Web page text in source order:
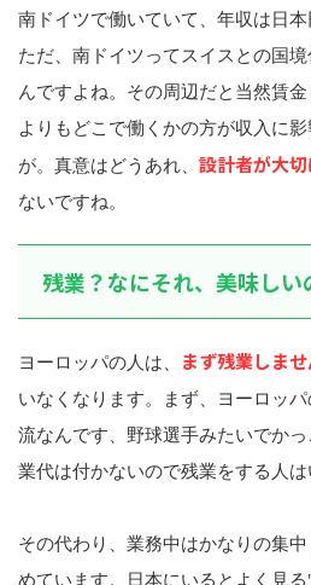
南ドイツで働いていて、年収は日本
ただ、南ドイツってスイスとの国
んですよね。その周辺だと当然賃
よりもどこで働くかの方が収入に
が。真意はどうあれ、 設計者が大
ないですね。
残業？なにそれ、美味しい
ヨーロッパの人は、 まず残業しませ
いなくなります。まず、ヨーロッ
流なんです、野球選手みたいでか
業代は付かないので残業をする人は
その代わり、業務中はかなりの集
めています。日本にいるとよく見